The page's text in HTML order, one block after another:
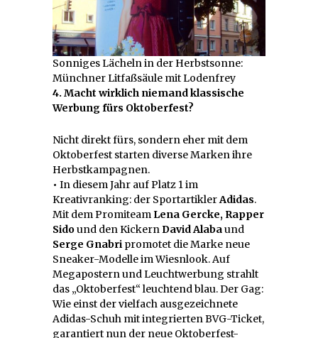
Sonniges Lächeln in der Herbstsonne:
Münchner Litfaßsäule mit Lodenfrey
4. Macht wirklich niemand klassische
Werbung fürs Oktoberfest?
Nicht direkt fürs, sondern eher mit dem
Oktoberfest starten diverse Marken ihre
Herbstkampagnen.
• In diesem Jahr auf Platz 1 im
Kreativranking: der SportartiklerAdidas.
Mit dem Promiteam Lena Gercke, Rapper
Sidound den Kickern David Alabaund
Serge Gnabri promotet die Marke neue
Sneaker-Modelle im Wiesnlook. Auf
Megapostern und Leuchtwerbung strahlt
das „Oktoberfest“ leuchtend blau. Der Gag:
Wie einst der vielfach ausgezeichnete
Adidas-Schuh mit integrierten BVG-Ticket,
garantiert nun der neue Oktoberfest-